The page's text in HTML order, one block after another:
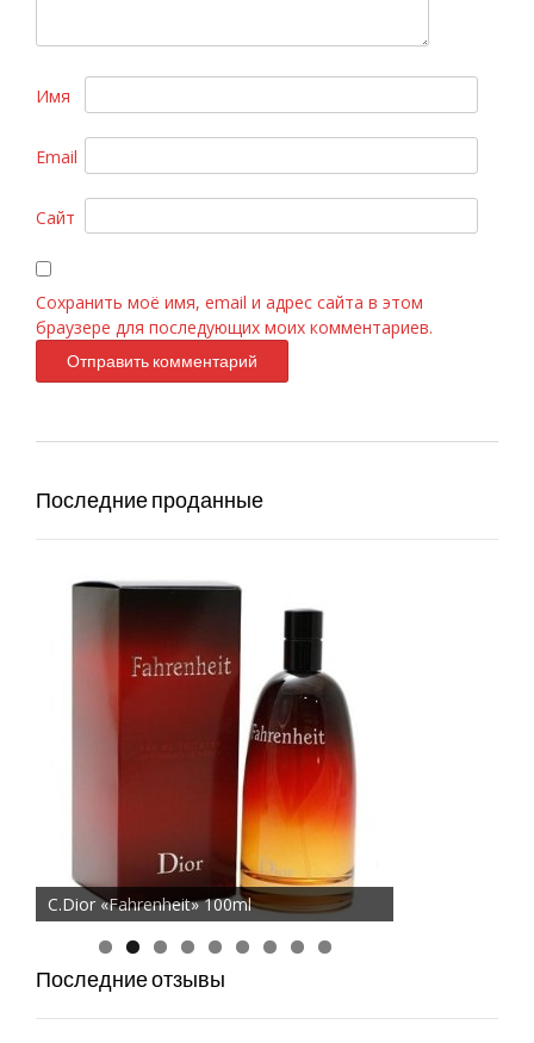
Имя
Email
Сайт
Сохранить моё имя, email и адрес сайта в этом
браузере для последующих моих комментариев.
Последние проданные
Chanel Chance Eau Fraiche 100ml
C.Dior «Fahrenheit» 100ml
Последние отзывы